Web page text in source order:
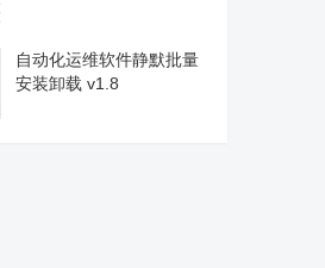
自动化运维软件静默批量
安装卸载 v1.8